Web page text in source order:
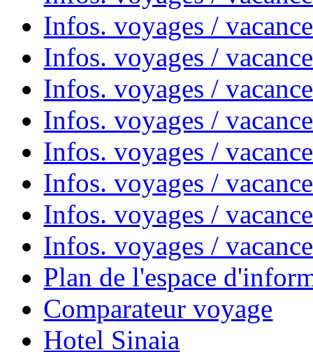
Infos. voyages /
Infos. voyages /
Infos. voyages /
Infos. voyages /
Infos. voyages /
Infos. voyages /
Infos. voyages /
Infos. voyages /
Plan de l'espace
Comparateur voyage
Hotel Sinaia